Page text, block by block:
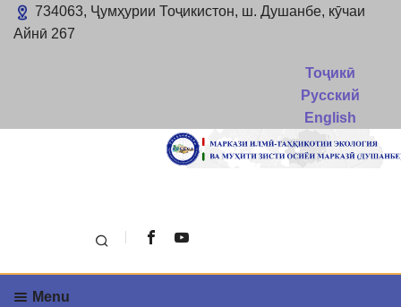
734063, Ҷумҳурии Тоҷикистон, ш. Душанбе, кӯчаи
Айнӣ 267
Тоҷикӣ
Русский
English
Поиск
Menu